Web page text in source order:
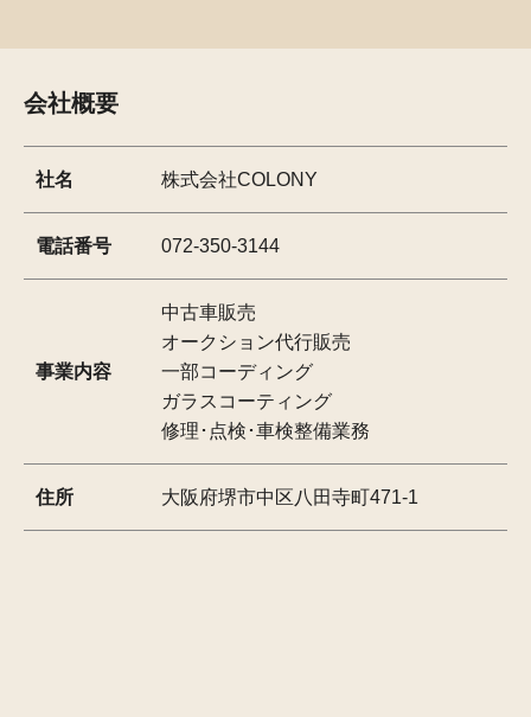
会社概要
社名 株式会社COLONY
電話番号 072-350-3144
事業内容
中古車販売
オークション代行販売
一部コーディング
ガラスコーティング
修理･点検･車検整備業務
住所 大阪府堺市中区八田寺町471-1